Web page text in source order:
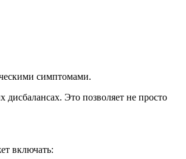
симптомами.
Это позволяет не просто
включать: